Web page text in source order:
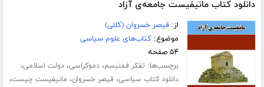
دانلود کتاب مانیفیست جامعه‌ی آزاد
از:قیصر خسروان (کللی)
موضوع:کتاب‌های علوم سیاسی
۵۴ صفحه
برچسب‌ها: تفکر فمنیسم،دموکراسی،دولت اسلامی،
دانلود کتاب سیاسی، قیصر خسروان، مانیفیست چیست،